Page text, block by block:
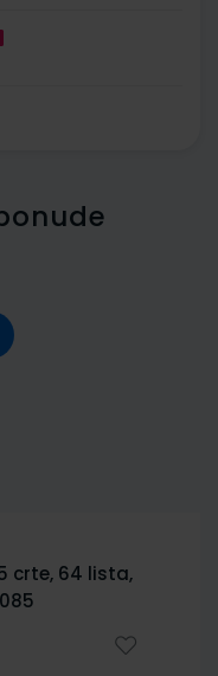
crte, 64 lista,